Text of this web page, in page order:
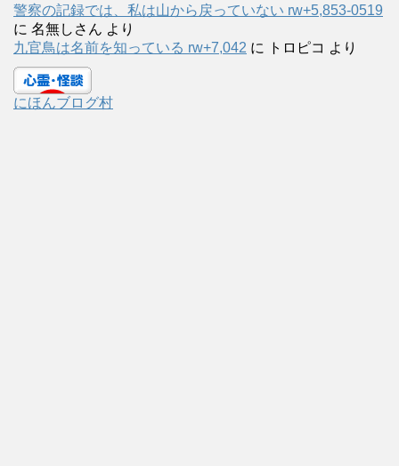
警察の記録では、私は山から戻っていない rw+5,853-0519
に 名無しさん より
九官鳥は名前を知っている rw+7,042 に トロピコ より
にほんブログ村